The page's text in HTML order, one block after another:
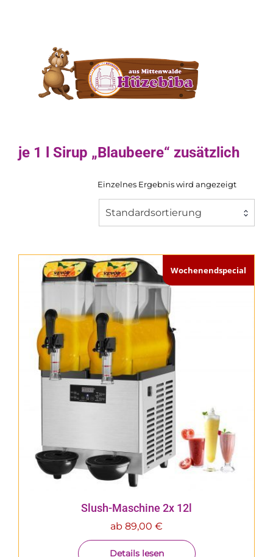
je 1 l Sirup „Blaubeere“ zusätzlich
Einzelnes Ergebnis wird angezeigt
Standardsortierung
Wochenendspecial
Slush-Maschine 2x 12l
ab 89,00 €
Details lesen